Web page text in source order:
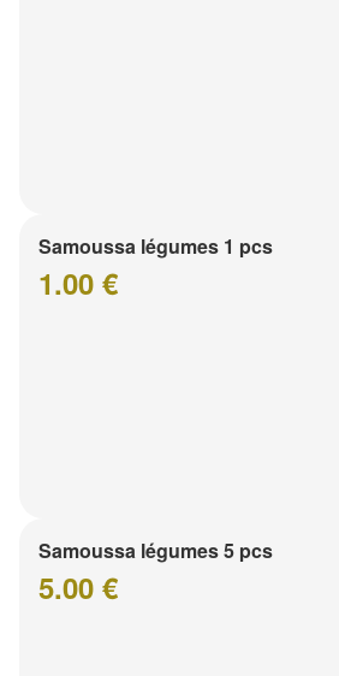
Samoussa légumes 1 pcs
1.00 €
Samoussa légumes 5 pcs
5.00 €